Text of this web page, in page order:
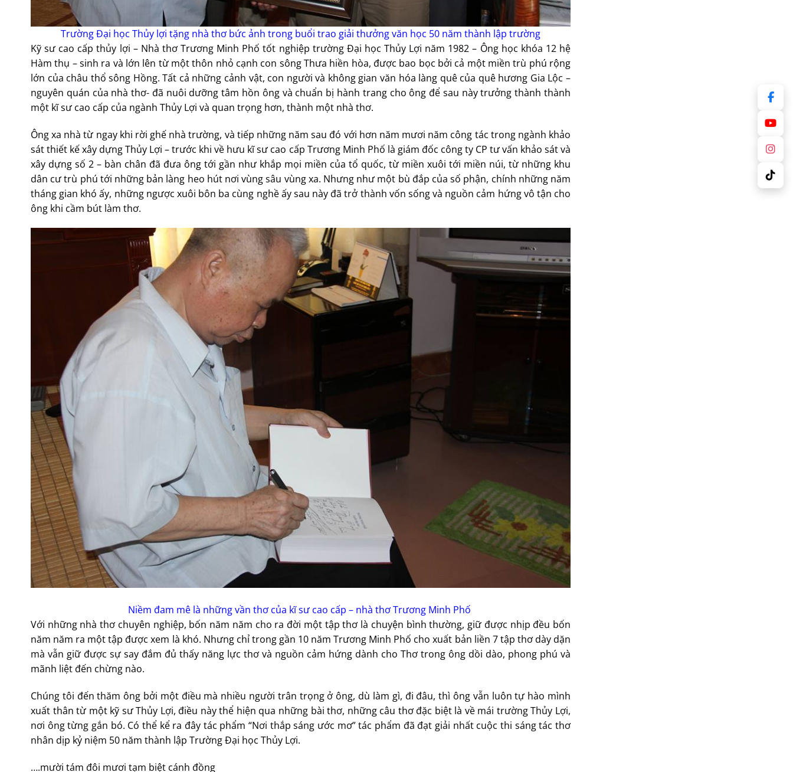
Trường Đại học Thủy lợi tặng nhà thơ bức ảnh trong buổi trao giải thưởng văn học 50 năm thành lập trường
Kỹ sư cao cấp thủy lợi – Nhà thơ Trương Minh Phố tốt nghiệp trường Đại học Thủy Lợi năm 1982 – Ông học khóa 12 hệ
Hàm thụ – sinh ra và lớn lên từ một thôn nhỏ cạnh con sông Thưa hiền hòa, được bao bọc bởi cả một miền trù phú rộng
lớn của châu thổ sông Hồng. Tất cả những cảnh vật, con người và không gian văn hóa làng quê của quê hương Gia Lộc –
nguyên quán của nhà thơ- đã nuôi dưỡng tâm hồn ông và chuẩn bị hành trang cho ông để sau này trưởng thành thành
một kĩ sư cao cấp của ngành Thủy Lợi và quan trọng hơn, thành một nhà thơ.
Ông xa nhà từ ngay khi rời ghế nhà trường, và tiếp những năm sau đó với hơn năm mươi năm công tác trong ngành khảo
sát thiết kế xây dựng Thủy Lợi – trước khi về hưu kĩ sư cao cấp Trương Minh Phố là giám đốc công ty CP tư vấn khảo sát và
xây dựng số 2 – bàn chân đã đưa ông tới gần như khắp mọi miền của tổ quốc, từ miền xuôi tới miền núi, từ những khu
dân cư trù phú tới những bản làng heo hút nơi vùng sâu vùng xa. Nhưng như một bù đắp của số phận, chính những năm
tháng gian khó ấy, những ngược xuôi bôn ba cùng nghề ấy sau này đã trở thành vốn sống và nguồn cảm hứng vô tận cho
ông khi cầm bút làm thơ.
Niềm đam mê là những vần thơ của kĩ sư cao cấp – nhà thơ Trương Minh Phố
Với những nhà thơ chuyên nghiệp, bốn năm năm cho ra đời một tập thơ là chuyện bình thường, giữ được nhịp đều bốn
năm năm ra một tập được xem là khó. Nhưng chỉ trong gần 10 năm Trương Minh Phố cho xuất bản liền 7 tập thơ dày dặn
mà vẫn giữ được sự say đắm đủ thấy năng lực thơ và nguồn cảm hứng dành cho Thơ trong ông dồi dào, phong phú và
mãnh liệt đến chừng nào.
Chúng tôi đến thăm ông bởi một điều mà nhiều người trân trọng ở ông, dù làm gì, đi đâu, thì ông vẫn luôn tự hào mình
xuất thân từ một kỹ sư Thủy Lợi, điều này thể hiện qua những bài thơ, những câu thơ đặc biệt là về mái trường Thủy Lợi,
nơi ông từng gắn bó. Có thể kể ra đây tác phẩm “Nơi thắp sáng ước mơ” tác phẩm đã đạt giải nhất cuộc thi sáng tác thơ
nhân dịp kỷ niệm 50 năm thành lập Trường Đại học Thủy Lợi.
….mười tám đôi mươi tạm biệt cánh đồng